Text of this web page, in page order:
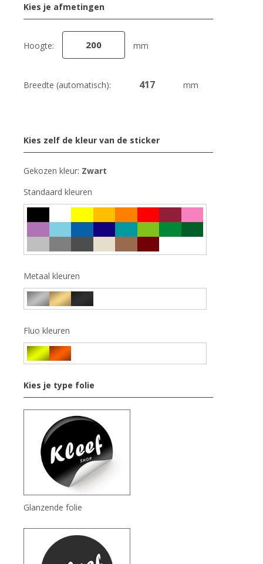
Kies je afmetingen
Hoogte: mm
Breedte (automatisch): mm
Kies zelf de kleur van de sticker
Gekozen kleur: Zwart
Standaard kleuren
Metaal kleuren
Fluo kleuren
Kies je type folie
Glanzende folie